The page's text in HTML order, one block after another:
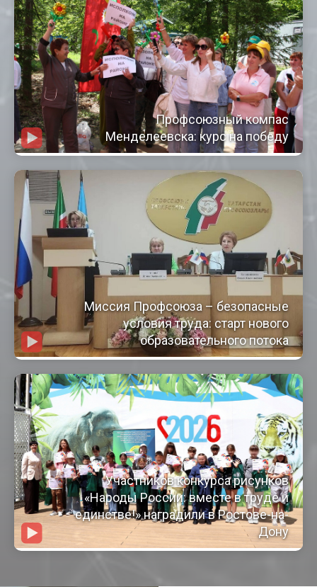
Профсоюзный компас
Менделеевска: курс на победу
Миссия Профсоюза – безопасные
условия труда: старт нового
образовательного потока
Участников конкурса рисунков
«Народы России: вместе в труде и
единстве!» наградили в Ростове-на-
Дону